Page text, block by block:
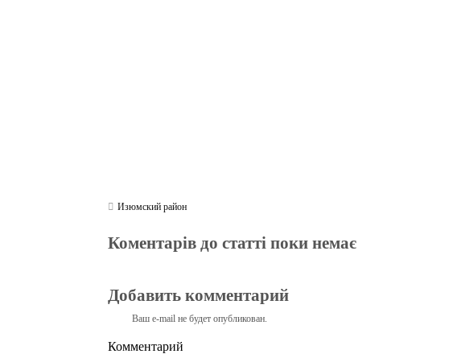
Изюмский район
Коментарів до статті поки немає
Добавить комментарий
Ваш e-mail не будет опубликован.
Комментарий